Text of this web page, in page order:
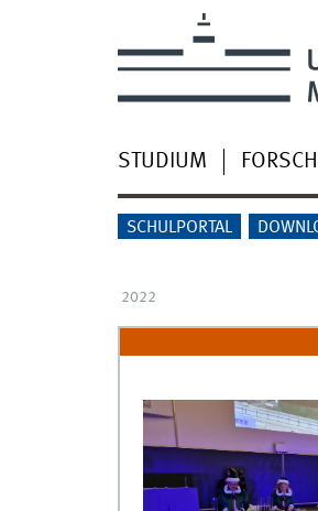
STUDIUM
SCHULPORTAL
2022